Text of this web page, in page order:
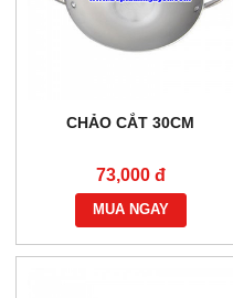
CHẢO CẮT 30CM
73,000 đ
MUA NGAY